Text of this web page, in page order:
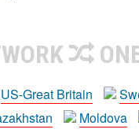
US-Great Britain
Moldova